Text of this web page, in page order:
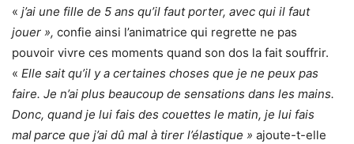
« j’ai une fille de 5 ans qu’il faut porter, avec qui il faut
jouer », confie ainsi l’animatrice qui regrette ne pas
pouvoir vivre ces moments quand son dos la fait souffrir.
« Elle sait qu’il y a certaines choses que je ne peux pas
faire. Je n’ai plus beaucoup de sensations dans les mains.
Donc, quand je lui fais des couettes le matin, je lui fais
malparce que j’ai dû mal à tirer l’élastique » ajoute-t-elle